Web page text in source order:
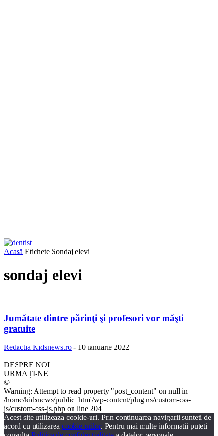
Acasă Etichete Sondaj elevi
sondaj elevi
Jumătate dintre părinţi şi profesori vor măşti
gratuite
Redactia Kidsnews.ro - 10 ianuarie 2022
DESPRE NOI
URMAȚI-NE
©
Warning: Attempt to read property "post_content" on null in
/home/kidsnews/public_html/wp-content/plugins/custom-css-
js/custom-css-js.php on line 204
Acest site utilizeaza cookie-uri. Prin continuarea navigarii sunteti de
acord cu utilizarea cookie-urilor. Pentru mai multe informatii puteti